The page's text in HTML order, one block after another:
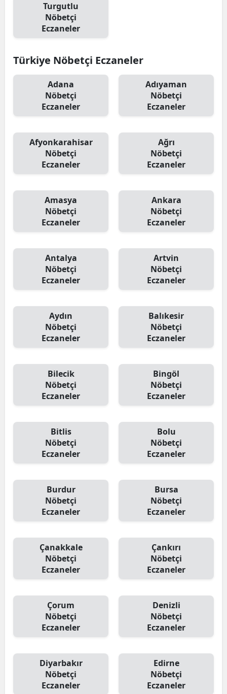
Turgutlu
Nöbetçi
Eczaneler
Türkiye Nöbetçi Eczaneler
Adana
Nöbetçi
Eczaneler
Adıyaman
Nöbetçi
Eczaneler
Afyonkarahisar
Nöbetçi
Eczaneler
Ağrı
Nöbetçi
Eczaneler
Amasya
Nöbetçi
Eczaneler
Ankara
Nöbetçi
Eczaneler
Antalya
Nöbetçi
Eczaneler
Artvin
Nöbetçi
Eczaneler
Aydın
Nöbetçi
Eczaneler
Balıkesir
Nöbetçi
Eczaneler
Bilecik
Nöbetçi
Eczaneler
Bingöl
Nöbetçi
Eczaneler
Bitlis
Nöbetçi
Eczaneler
Bolu
Nöbetçi
Eczaneler
Burdur
Nöbetçi
Eczaneler
Bursa
Nöbetçi
Eczaneler
Çanakkale
Nöbetçi
Eczaneler
Çankırı
Nöbetçi
Eczaneler
Çorum
Nöbetçi
Eczaneler
Denizli
Nöbetçi
Eczaneler
Diyarbakır
Nöbetçi
Eczaneler
Edirne
Nöbetçi
Eczaneler